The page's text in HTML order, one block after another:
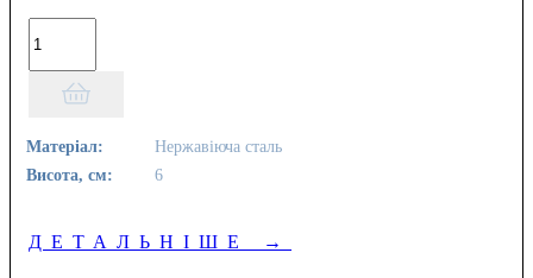
Матеріал:
Нержавіюча сталь
Висота, см:
6
ДЕТАЛЬНІШЕ →